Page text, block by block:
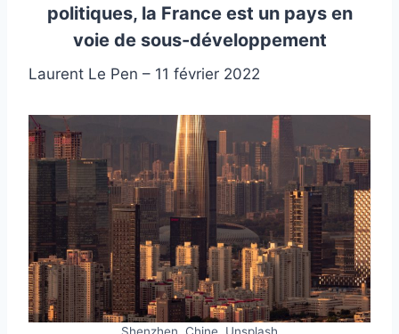
politiques, la France est un pays en
voie de sous-développement
Laurent Le Pen – 11 février 2022